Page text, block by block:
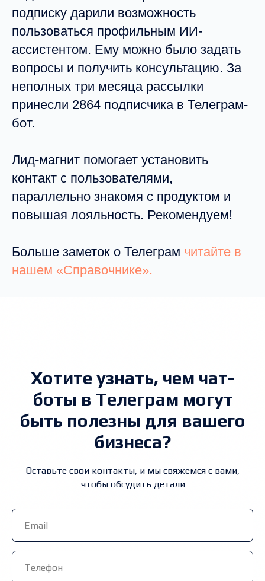
подписку дарили возможность
пользоваться профильным ИИ-
ассистентом. Ему можно было задать
вопросы и получить консультацию. За
неполных три месяца рассылки
принесли 2864 подписчика в Телеграм-
бот.
Лид-магнит помогает установить
контакт с пользователями,
параллельно знакомя с продуктом и
повышая лояльность. Рекомендуем!
Больше заметок о Телеграм читайте в
нашем «Справочнике».
Хотите узнать, чем чат-
боты в Телеграм могут
быть полезны для вашего
бизнеса?
Оставьте свои контакты, и мы свяжемся с вами,
чтобы обсудить детали